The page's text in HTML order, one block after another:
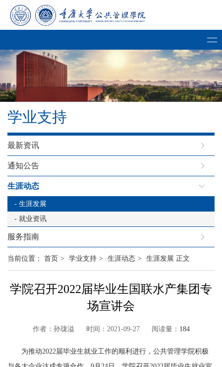
学业支持
最新资讯
通知公告
生涯动态
- 生涯发展
- 就业资讯
服务指南
当前位置： 首页 > 学业支持 > 生涯动态 > 生涯发展 正文
学院召开2022届毕业生国联水产集团专
场宣讲会
作者：孙珑溢 时间：2021-09-27 阅读量： 184
为推动2022届毕业生就业工作的顺利进行，公共管理学院积极